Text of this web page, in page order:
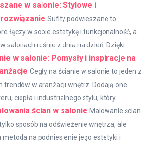
w salonie: Stylowe i
Sufity podwieszane to
łączy w sobie estetykę i funkcjonalność, a
salonach rośnie z dnia na dzień. Dzięki...
w salonie: Pomysły i inspiracje na
Cegły na ścianie w salonie to jeden z
trendów w aranżacji wnętrz. Dodają one
ciepła i industrialnego stylu, który...
ścian w salonie Malowanie ścian
sposób na odświeżenie wnętrza, ale
metoda na podniesienie jego estetyki i